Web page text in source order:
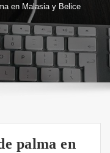
en Malasia y Belice
palma en